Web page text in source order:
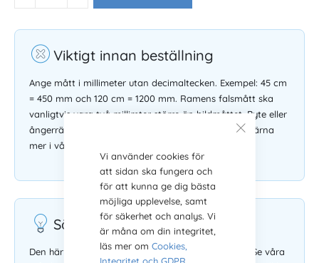
Vi använder cookies för
att sidan ska fungera och
för att kunna ge dig bästa
möjliga upplevelse, samt
för säkerhet och analys. Vi
är måna om din integritet,
läs mer om Cookies,
Viktigt innan beställning
Ange mått i millimeter utan decimaltecken. Exempel: 45 cm
= 450 mm och 120 cm = 1200 mm. Ramens falsmått ska
vanligtvis vara två millimter större än bildmåttet. Byte eller
ångerrätt gäller inte på måttbeställda ramar. Läs gärna
mer i våra
Säljs utan glas och bakstycke
Den här tavelramen säljs utan glas och bakstycke. Se våra